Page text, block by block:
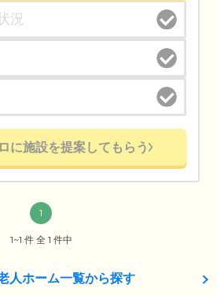
に施設を提案してもらう
1
1~1 件 全 1 件中
人ホーム一覧から探す